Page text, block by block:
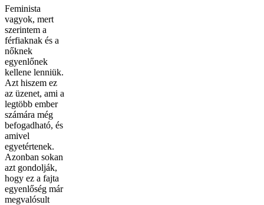
Feminista
vagyok, mert
szerintem a
férfiaknak és a
nőknek
egyenlőnek
kellene lenniük.
Azt hiszem ez
az üzenet, ami a
legtöbb ember
számára még
befogadható, és
amivel
egyetértenek.
Azonban sokan
azt gondolják,
hogy ez a fajta
egyenlőség már
megvalósult